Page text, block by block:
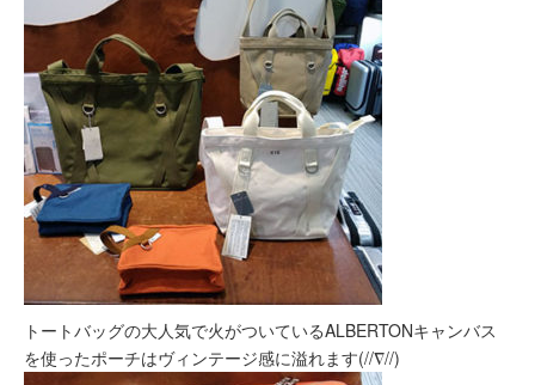
トートバッグの大人気で火がついているALBERTONキャンバス
を使ったポーチはヴィンテージ感に溢れます(//∇//)